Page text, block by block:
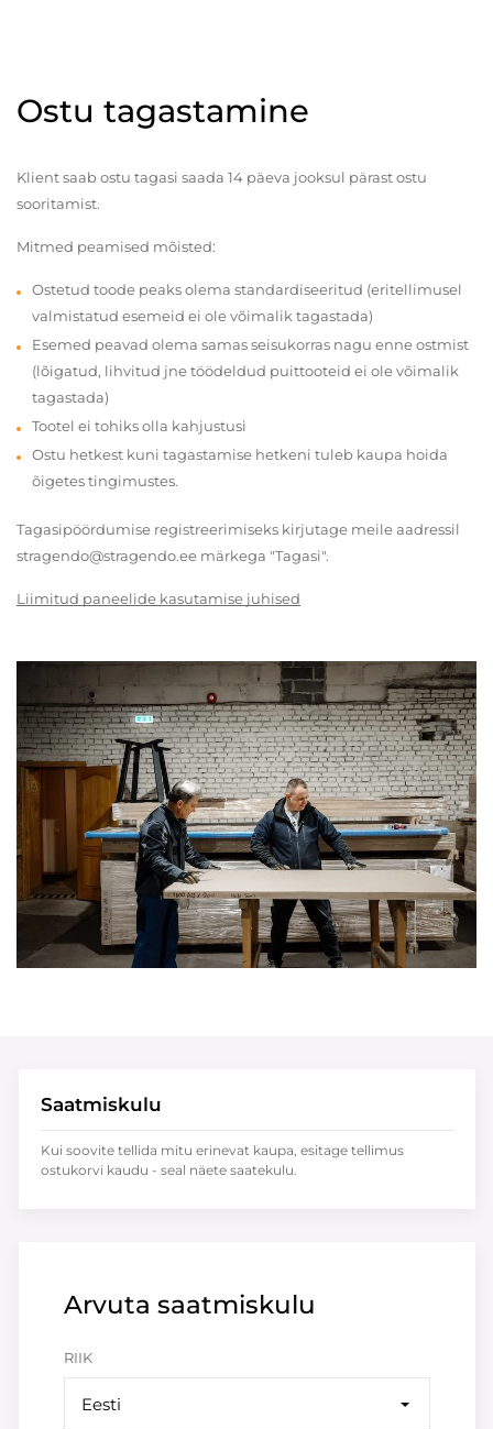
Ostu tagastamine
Klient saab ostu tagasi saada 14 päeva jooksul pärast ostu
sooritamist.
Mitmed peamised mõisted:
Ostetud toode peaks olema standardiseeritud (eritellimusel
valmistatud esemeid ei ole võimalik tagastada)
Esemed peavad olema samas seisukorras nagu enne ostmist
(lõigatud, lihvitud jne töödeldud puittooteid ei ole võimalik
tagastada)
Tootel ei tohiks olla kahjustusi
Ostu hetkest kuni tagastamise hetkeni tuleb kaupa hoida
õigetes tingimustes.
Tagasipöördumise registreerimiseks kirjutage meile aadressil
stragendo@stragendo.ee märkega "Tagasi".
Liimitud paneelide kasutamise juhised
Arvuta saatmiskulu
RIIK
Eesti
Saatmiskulu
Kui soovite tellida mitu erinevat kaupa, esitage tellimus
ostukorvi kaudu - seal näete saatekulu.